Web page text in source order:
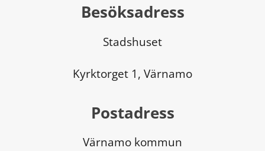
Besöksadress
Stadshuset
Kyrktorget 1, Värnamo
Postadress
Värnamo kommun